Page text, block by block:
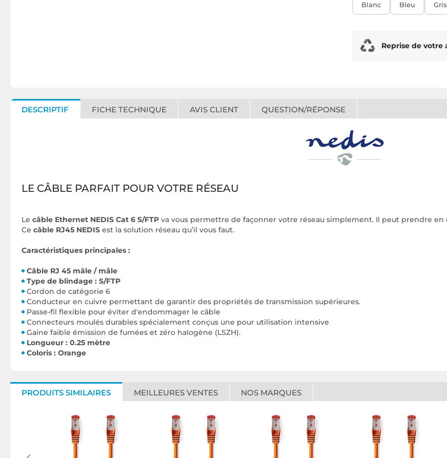
Blanc Bleu Gris
Reprise de
DESCRIPTIF FICHE TECHNIQUE AVIS CLIENT QUESTION/RÉPONSE
LE CÂBLE PARFAIT POUR VOTRE RÉSEAU
Le câble Ethernet NEDIS Cat 6 S/FTP va vous permettre de façonner votre réseau simplement. Il peut prendre en
Ce câble RJ45 NEDIS est la solution réseau qu’il vous faut.
Caractéristiques principales :
Câble RJ 45 mâle / mâle
Type de blindage : S/FTP
Cordon de catégorie 6
Conducteur en cuivre permettant de garantir des propriétés de transmission supérieures.
Passe-fil flexible pour éviter d'endommager le câble
Connecteurs moulés durables spécialement conçus une pour utilisation intensive
Gaine faible émission de fumées et zéro halogène (LSZH).
Longueur : 0.25 mètre
Coloris : Orange
PRODUITS SIMILAIRES MEILLEURES VENTES NOS MARQUES